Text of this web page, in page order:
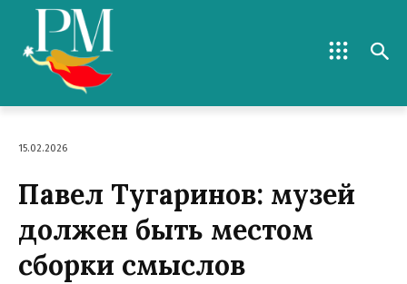
15.02.2026
Павел Тугаринов: музей
должен быть местом
сборки смыслов